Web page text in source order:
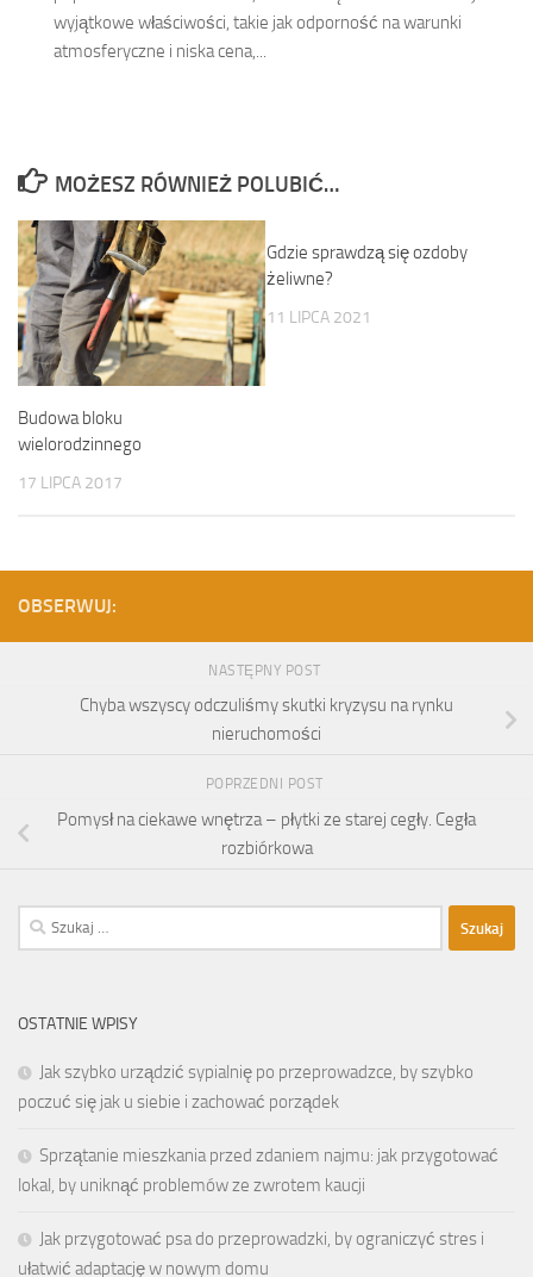
wyjątkowe właściwości, takie jak odporność na warunki
atmosferyczne i niska cena,...
MOŻESZ RÓWNIEŻ POLUBIĆ…
Budowa bloku
wielorodzinnego
17 LIPCA 2017
Gdzie sprawdzą się ozdoby
żeliwne?
11 LIPCA 2021
OBSERWUJ:
NASTĘPNY POST
Chyba wszyscy odczuliśmy skutki kryzysu na rynku
nieruchomości
POPRZEDNI POST
Pomysł na ciekawe wnętrza – płytki ze starej cegły. Cegła
rozbiórkowa
Szukaj:
OSTATNIE WPISY
Jak szybko urządzić sypialnię po przeprowadzce, by szybko
poczuć się jak u siebie i zachować porządek
Sprzątanie mieszkania przed zdaniem najmu: jak przygotować
lokal, by uniknąć problemów ze zwrotem kaucji
Jak przygotować psa do przeprowadzki, by ograniczyć stres i
ułatwić adaptację w nowym domu